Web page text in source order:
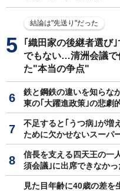
結論は"先送り"だった
｢織田家の後継者選び
でもない…清洲会議で
た"本当の争点"
鉄と鋼鉄の違いを知らな
東の｢大躍進政策｣の悲劇
不足すると｢うつ病｣が増
ために欠かせないスーパ
信長を支える四天王の一
須会議｣に出席できなか
見た目年齢に40歳の差